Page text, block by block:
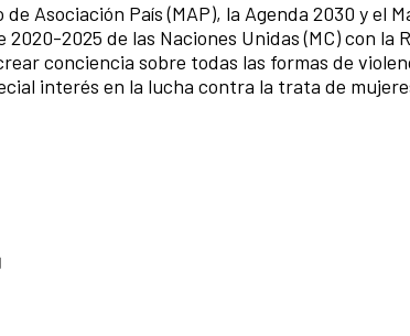
Asociación País (MAP), la Agenda 2030 y el
2025 de las Naciones Unidas (MC) con la
conciencia sobre todas las formas de
interés en la lucha contra la trata de